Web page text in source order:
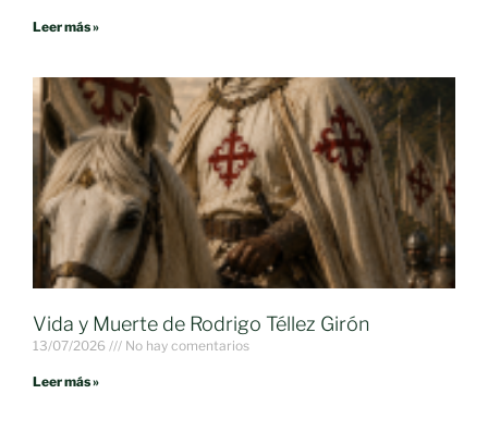
Leer más »
Vida y Muerte de Rodrigo Téllez Girón
13/07/2026 No hay comentarios
Leer más »